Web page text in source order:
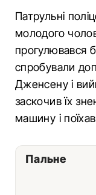
Патрульні
молодого
прогулювався
спробували
Дженсену і
заскочив їх
машину і
Пальне